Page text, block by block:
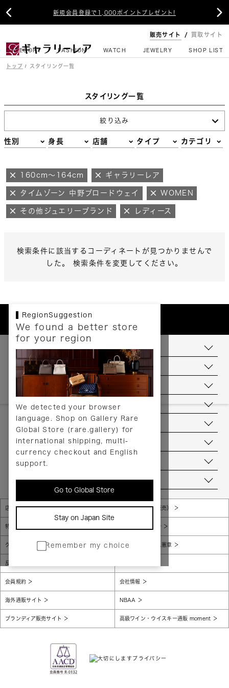
新規会員登録で1,000ポイントプレゼント!
 
販売サイト 買取サイト
CATEGORY FASHION WATCH JEWELRY SHOP LIST
トップ スタイリング一覧
スタイリング一覧
絞り込み
性別 身長 店舗 タイプ カテゴリ
160cm～164cm ギャラリーレア
タイムゾーン 中野ブロードウェイ WOMEN
その他ジュエリーブランド レディース
検索条件に該当するコーディネートが見つかりませんで
した。 検索条件を変更してください。
RegionSuggestion
We found a better store
for your region
We detected your browser
language. Shop on Gallery Rare
Global Store (rare.gallery) for
international shipping, multi-
currency checkout and English
support.
Go to Global Store
Stay on Japan Site
Remember my choice
お支払いについて
配送について
送料について
返品について
ヘルプ
お問い合わせ
当店について
店舗一覧 販売規約（店頭販売）
特定商取引法に基づく表示 個人情報保護方針
グローバルプライバシーポリシー コンプライアンス憲章
反社会的勢力に対する基本方針
会員規約 会社情報
海外通販サイト NBAA
ブランディア販売サイト 高級ワイン・ウイスキー通販 moment